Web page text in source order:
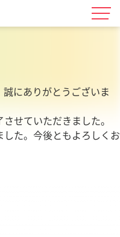
にありがとうございま
せていただきました。
た。今後ともよろしくお